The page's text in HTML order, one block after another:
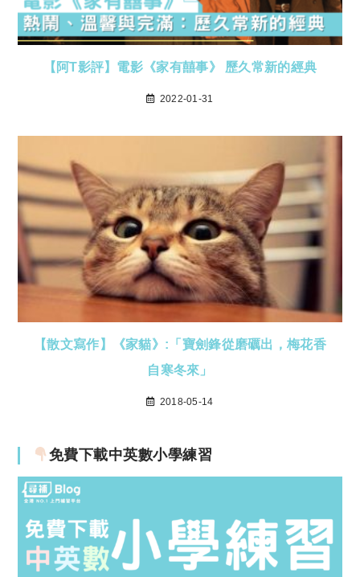
【阿T影評】電影《家有囍事》 歷久常新的經典
2022-01-31
【散文寫作】《家貓》:「寶劍鋒從磨礪出，梅花香
自寒冬來」
2018-05-14
免費下載中英數小學練習